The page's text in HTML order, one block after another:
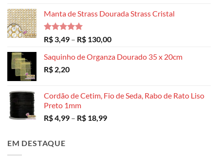
Manta de Strass Dourada Strass Cristal
Avaliação
5.00
de 5
R$ 3,49 – R$ 130,00Faixa
preço:
Saquinho de Organza Dourado 35 x 20cm
R$ 2,20
Cordão de Cetim, Fio de Seda, Rabo de Rato Liso
Preto 1mm
R$4,99 – R$ 18,99Faixa
EM DESTAQUE